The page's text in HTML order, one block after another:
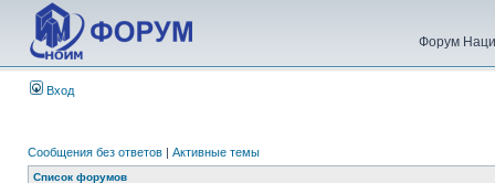
Форум
Вход
Сообщения без ответов | Активные темы
Список форумов